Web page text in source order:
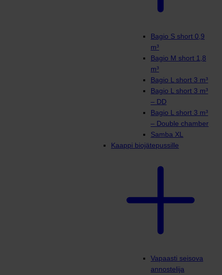
Bagio S short 0,9
m³
Bagio M short 1,8
m³
Bagio L short 3 m³
Bagio L short 3 m³
– DD
Bagio L short 3 m³
– Double chamber
Samba XL
Kaappi biojätepussille
Vapaasti seisova
annostelija